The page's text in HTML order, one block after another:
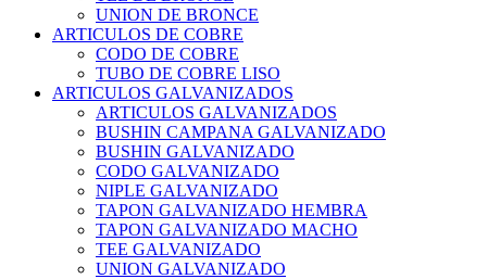
UNION DE BRONCE
ARTICULOS DE COBRE
CODO DE COBRE
TUBO DE COBRE LISO
ARTICULOS GALVANIZADOS
ARTICULOS GALVANIZADOS
BUSHIN CAMPANA GALVANIZADO
BUSHIN GALVANIZADO
CODO GALVANIZADO
NIPLE GALVANIZADO
TAPON GALVANIZADO HEMBRA
TAPON GALVANIZADO MACHO
TEE GALVANIZADO
UNION GALVANIZADO